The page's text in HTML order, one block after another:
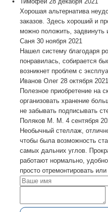
Хорошая альтернатива
заказов. Здесь хороший и
можно положить, задвинуть
Саня 30 ноября 2021
Нашел систему благодаря
понравилась, собирается
возникнет проблем с
Иванов Олег 28 октября 2021
Полезное приобретение
организовать хранение
не забывать подписывать
Поляков М. М.
4 сентября
Необычный стеллаж,
чтобы была возможность
самых дальних углов.
работают нормально,
просто отремонтировать или